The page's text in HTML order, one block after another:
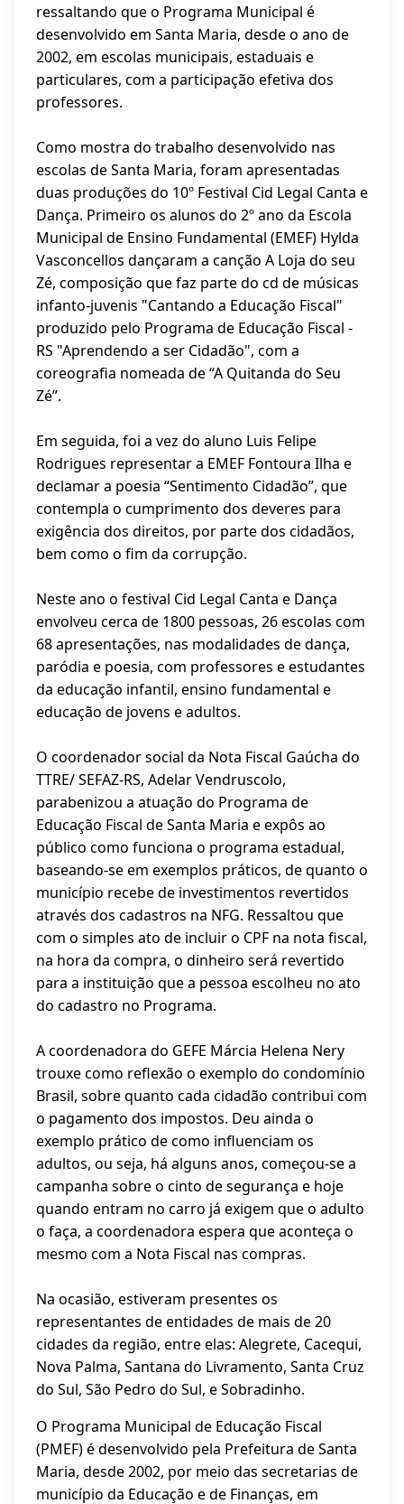
ressaltando que o Programa Municipal é
desenvolvido em Santa Maria, desde o ano de
2002, em escolas municipais, estaduais e
particulares, com a participação efetiva dos
professores.
Como mostra do trabalho desenvolvido nas
escolas de Santa Maria, foram apresentadas
duas produções do 10º Festival Cid Legal Canta e
Dança. Primeiro os alunos do 2º ano da Escola
Municipal de Ensino Fundamental (EMEF) Hylda
Vasconcellos dançaram a canção A Loja do seu
Zé, composição que faz parte do cd de músicas
infanto-juvenis "Cantando a Educação Fiscal"
produzido pelo Programa de Educação Fiscal -
RS "Aprendendo a ser Cidadão", com a
coreografia nomeada de “A Quitanda do Seu
Zé”.
Em seguida, foi a vez do aluno Luis Felipe
Rodrigues representar a EMEF Fontoura Ilha e
declamar a poesia “Sentimento Cidadão”, que
contempla o cumprimento dos deveres para
exigência dos direitos, por parte dos cidadãos,
bem como o fim da corrupção.
Neste ano o festival Cid Legal Canta e Dança
envolveu cerca de 1800 pessoas, 26 escolas com
68 apresentações, nas modalidades de dança,
paródia e poesia, com professores e estudantes
da educação infantil, ensino fundamental e
educação de jovens e adultos.
O coordenador social da Nota Fiscal Gaúcha do
TTRE/ SEFAZ-RS, Adelar Vendruscolo,
parabenizou a atuação do Programa de
Educação Fiscal de Santa Maria e expôs ao
público como funciona o programa estadual,
baseando-se em exemplos práticos, de quanto o
município recebe de investimentos revertidos
através dos cadastros na NFG. Ressaltou que
com o simples ato de incluir o CPF na nota fiscal,
na hora da compra, o dinheiro será revertido
para a instituição que a pessoa escolheu no ato
do cadastro no Programa.
A coordenadora do GEFE Márcia Helena Nery
trouxe como reflexão o exemplo do condomínio
Brasil, sobre quanto cada cidadão contribui com
o pagamento dos impostos. Deu ainda o
exemplo prático de como influenciam os
adultos, ou seja, há alguns anos, começou-se a
campanha sobre o cinto de segurança e hoje
quando entram no carro já exigem que o adulto
o faça, a coordenadora espera que aconteça o
mesmo com a Nota Fiscal nas compras.
Na ocasião, estiveram presentes os
representantes de entidades de mais de 20
cidades da região, entre elas: Alegrete, Cacequi,
Nova Palma, Santana do Livramento, Santa Cruz
do Sul, São Pedro do Sul, e Sobradinho.
O Programa Municipal de Educação Fiscal
(PMEF) é desenvolvido pela Prefeitura de Santa
Maria, desde 2002, por meio das secretarias de
município da Educação e de Finanças, em